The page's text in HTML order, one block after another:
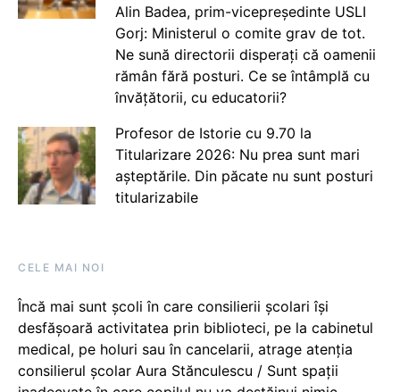
Alin Badea, prim-vicepreședinte USLI
Gorj: Ministerul o comite grav de tot.
Ne sună directorii disperați că oamenii
rămân fără posturi. Ce se întâmplă cu
învățătorii, cu educatorii?
Profesor de Istorie cu 9.70 la
Titularizare 2026: Nu prea sunt mari
așteptările. Din păcate nu sunt posturi
titularizabile
CELE MAI NOI
Încă mai sunt școli în care consilierii școlari își
desfășoară activitatea prin biblioteci, pe la cabinetul
medical, pe holuri sau în cancelarii, atrage atenția
consilierul școlar Aura Stănculescu / Sunt spații